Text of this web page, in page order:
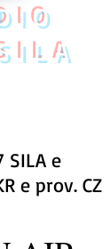
SILA e
e prov. CZ